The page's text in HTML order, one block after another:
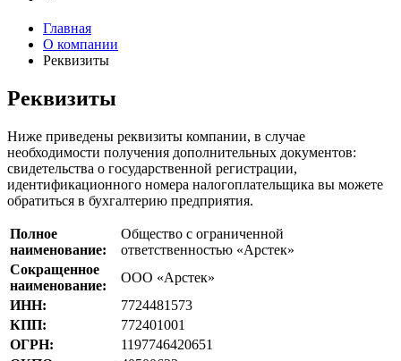
Главная
О компании
Реквизиты
Реквизиты
Ниже приведены реквизиты компании, в случае
необходимости получения дополнительных документов:
свидетельства о государственной регистрации,
идентификационного номера налогоплательщика вы можете
обратиться в бухгалтерию предприятия.
Полное
наименование:
Общество с ограниченной
ответственностью «Арстек»
Сокращенное
наименование:
ООО «Арстек»
ИНН:
7724481573
КПП:
772401001
ОГРН:
1197746420651